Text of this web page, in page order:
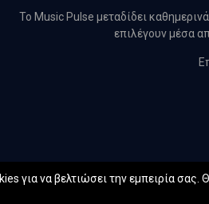
Το Music Pulse μεταδίδει
επιλέγουν μέσα
@2022 - musicpulse.eu. All
για να βελτιώσει την εμπειρία σας.